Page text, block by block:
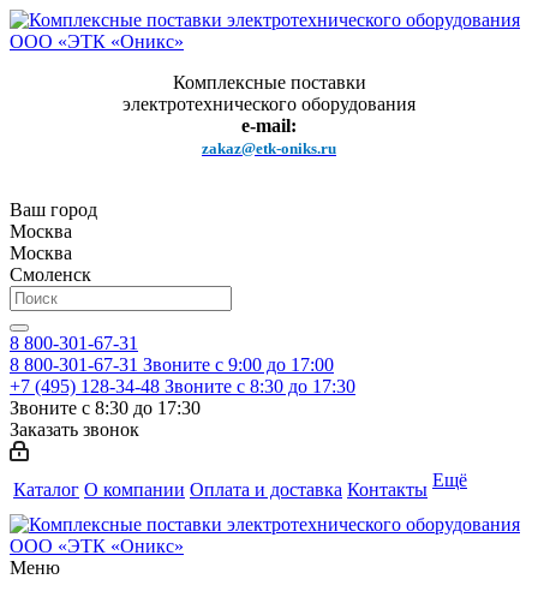
Комплексные поставки
электротехнического оборудования
e-mail:
zakaz@etk-oniks.ru
Ваш город
Москва
Москва
Смоленск
8 800-301-67-31
8 800-301-67-31 Звоните с 9:00 до 17:00
+7 (495) 128-34-48 Звоните с 8:30 до 17:30
Звоните с 8:30 до 17:30
Заказать звонок
Каталог О компании Оплата и доставка Контакты Ещё
Меню